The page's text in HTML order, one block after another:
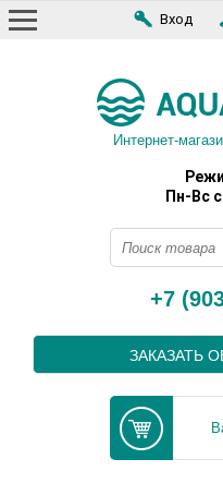
Вход
Интернет-
Пн-Вс
+7
ЗАКАЗАТЬ